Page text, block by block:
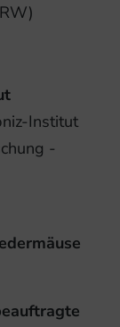
Institut
-